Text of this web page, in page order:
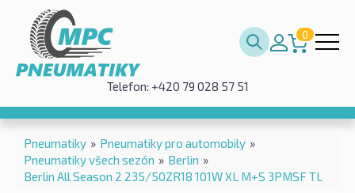
0
Telefon: +420 79 028 57 51
Pneumatiky » Pneumatiky pro automobily »
Pneumatiky všech sezón » Berlin »
Berlin All Season 2 235/50ZR18 101W XL M+S 3PMSF TL